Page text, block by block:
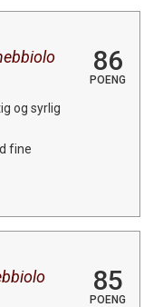
86
POENG
og syrlig
fine
85
POENG